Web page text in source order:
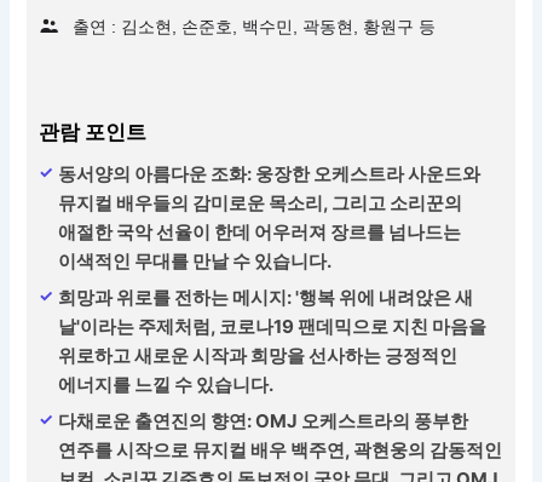
출연 : 김소현, 손준호, 백수민, 곽동현, 황원구 등
관람 포인트
동서양의 아름다운 조화: 웅장한 오케스트라 사운드와
뮤지컬 배우들의 감미로운 목소리, 그리고 소리꾼의
애절한 국악 선율이 한데 어우러져 장르를 넘나드는
이색적인 무대를 만날 수 있습니다.
희망과 위로를 전하는 메시지: '행복 위에 내려앉은 새
날'이라는 주제처럼, 코로나19 팬데믹으로 지친 마음을
위로하고 새로운 시작과 희망을 선사하는 긍정적인
에너지를 느낄 수 있습니다.
다채로운 출연진의 향연: OMJ 오케스트라의 풍부한
연주를 시작으로 뮤지컬 배우 백주연, 곽현웅의 감동적인